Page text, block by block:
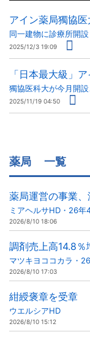
アイン薬局獨協
同一建物に診療所開設
2025/12/3 19:09
「日本最大級」
獨協医科大が今月開
2025/11/19 04:50
薬局 一覧
薬局運営の事業、
ミアヘルサHD・26年
2026/8/10 18:06
調剤売上高14.8％
マツキヨココカラ・
2026/8/10 17:03
紺綬褒章を受章
ウエルシアHD
2026/8/10 15:12